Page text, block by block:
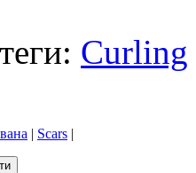
Curling
| Scars |